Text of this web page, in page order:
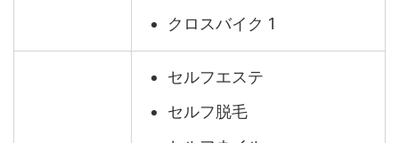
クロスバイク 1
セルフエステ
セルフ脱毛